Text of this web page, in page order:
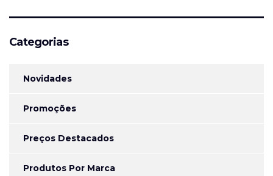
Categorias
Novidades
Promoções
Preços Destacados
Produtos Por Marca